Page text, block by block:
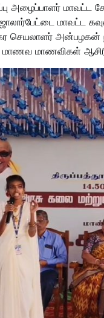
அழைப்பாளர் மாவட்ட
மாவட்ட
செயலாளர் அன்பழகன்
மாணவ மாணவிகள்